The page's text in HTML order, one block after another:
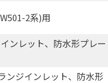
2系)用
ンレット、防水形プレー
ンジインレット、防水形